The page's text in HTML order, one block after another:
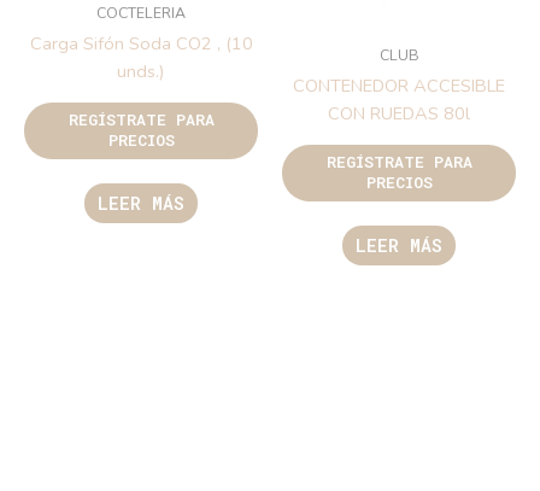
COCTELERIA
Carga Sifón Soda CO2 , (10
unds.)
REGÍSTRATE PARA
PRECIOS
LEER MÁS
CLUB
CONTENEDOR ACCESIBLE
CON RUEDAS 80l
REGÍSTRATE PARA
PRECIOS
LEER MÁS